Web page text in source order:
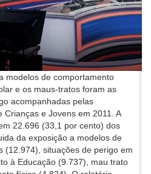
modelos de comportamento
e os maus-tratos foram as
acompanhadas pelas
Crianças e Jovens em 2011. A
22.696 (33,1 por cento) dos
da exposição a modelos de
(12.974), situações de perigo em
à Educação (9.737), mau trato